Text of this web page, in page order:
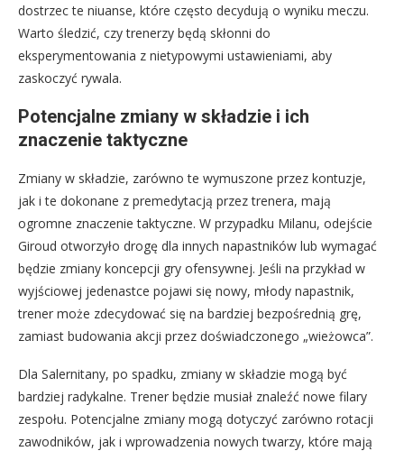
dostrzec te niuanse, które często decydują o wyniku meczu.
Warto śledzić, czy trenerzy będą skłonni do
eksperymentowania z nietypowymi ustawieniami, aby
zaskoczyć rywala.
Potencjalne zmiany w składzie i ich
znaczenie taktyczne
Zmiany w składzie, zarówno te wymuszone przez kontuzje,
jak i te dokonane z premedytacją przez trenera, mają
ogromne znaczenie taktyczne. W przypadku Milanu, odejście
Giroud otworzyło drogę dla innych napastników lub wymagać
będzie zmiany koncepcji gry ofensywnej. Jeśli na przykład w
wyjściowej jedenastce pojawi się nowy, młody napastnik,
trener może zdecydować się na bardziej bezpośrednią grę,
zamiast budowania akcji przez doświadczonego „wieżowca”.
Dla Salernitany, po spadku, zmiany w składzie mogą być
bardziej radykalne. Trener będzie musiał znaleźć nowe filary
zespołu. Potencjalne zmiany mogą dotyczyć zarówno rotacji
zawodników, jak i wprowadzenia nowych twarzy, które mają